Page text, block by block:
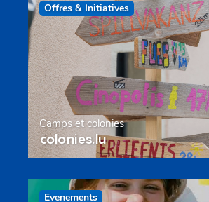
Offres & Initiatives
Camps et colonies
colonies.lu
Evenements